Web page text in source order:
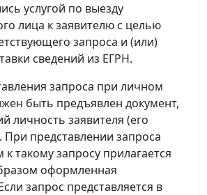
услугой по выезду
лица к заявителю с целью
запроса и (или)
сведений из ЕГРН.
запроса при личном
быть предъявлен документ,
личность заявителя (его
При представлении запроса
к такому запросу прилагается
оформленная
запрос представляется в